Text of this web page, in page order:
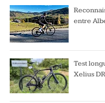
entre
Test
Xelius